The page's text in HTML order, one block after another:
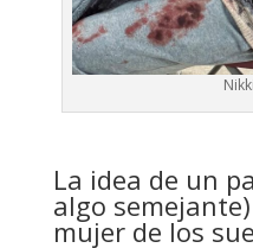
La idea de un
algo
mujer de los